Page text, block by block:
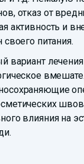
отказ от
активность и
питания.
вариант
влияния на